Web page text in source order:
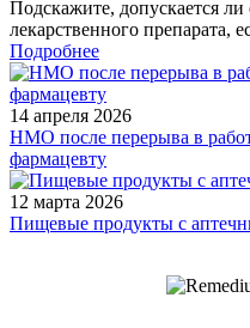
Подскажите, допускается ли
лекарственного препарата,
Подробнее
14 апреля 2026
НМО после перерыва в
фармацевту
12 марта 2026
Пищевые продукты с